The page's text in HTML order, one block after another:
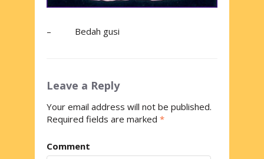
– Bedah gusi
Leave a Reply
Your email address will not be published.
Required fields are marked *
Comment